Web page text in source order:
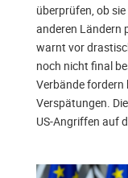
überprüfen, ob
anderen Ländern
warnt vor
noch nicht final
Verbände fordern
Verspätungen.
US-Angriffen auf